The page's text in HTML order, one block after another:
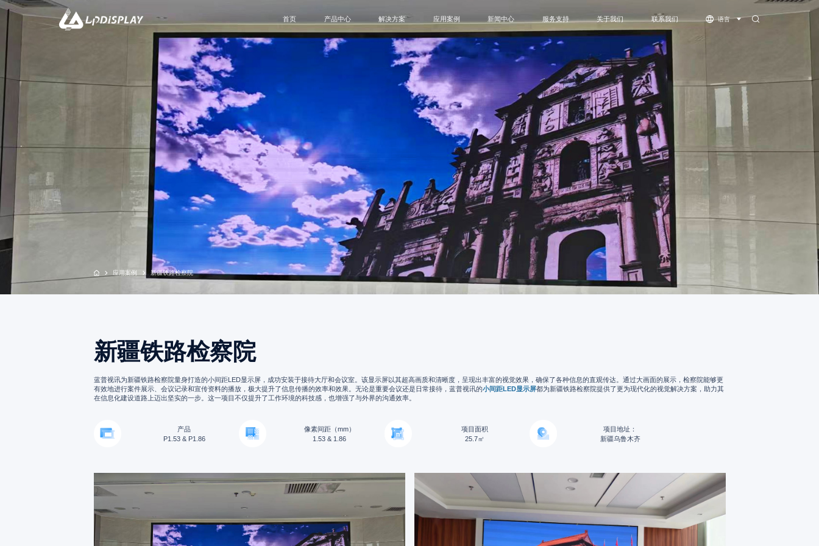
首页 产品中心
租赁屏 创意屏 户外屏 一体机
双子座系列 黑精灵系列-COB 领航员系列 蓝精灵系列-COB 萤火虫系列-COB
解决方案
会议终端解决方案
控制中心解决方案
商业显示解决方案
演播室解决方案
应用案例
控制中心
政府单位
企业
商业显示
演播室
教育
新闻中心
公司新闻
服务支持
服务支持
下载中心
视频中心
关于我们
公司简介
资质荣誉
联系我们 语言
应用案例 新疆铁路检察院
新疆铁路检察院
蓝普视讯为新疆铁路检察院量身打造的小间距LED显示屏，成功安装于接待大厅和会议室。该显示屏以其超高画质和清晰度，呈现出丰富的视觉效果，确保了各种信息的直观传达。通过大画面的展示，检察院能够更
有效地进行案件展示、会议记录和宣传资料的播放，极大提升了信息传播的效率和效果。无论是重要会议还是日常接待，蓝普视讯的小间距LED显示屏都为新疆铁路检察院提供了更为现代化的视觉解决方案，助力其
在信息化建设道路上迈出坚实的一步。这一项目不仅提升了工作环境的科技感，也增强了与外界的沟通效率。
产品
P1.53 & P1.86
像素间距（mm）
1.53 & 1.86
项目面积
25.7㎡
项目地址：
新疆乌鲁木齐